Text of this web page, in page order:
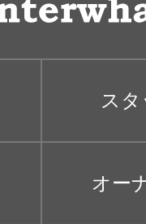
ス
オー